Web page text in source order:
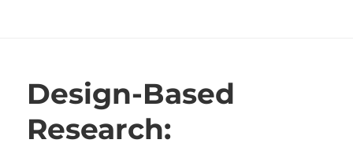
Design-Based
Research: